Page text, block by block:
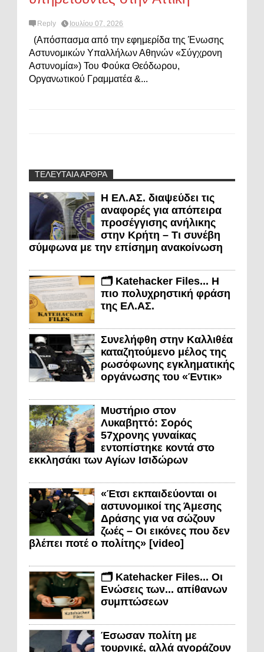
Reply Ιουλίου 07, 2026
(Απόσπασμα από την εφημερίδα της Ένωσης
Αστυνομικών Υπαλλήλων Αθηνών «Σύγχρονη
Αστυνομία») Του Φούκα Θεόδωρου,
Οργανωτικού Γραμματέα &...
ΤΕΛΕΥΤΑΙΑ ΑΡΘΡΑ
Η ΕΛ.ΑΣ. διαψεύδει τις
αναφορές για απόπειρα
προσέγγισης ανήλικης
στην Κρήτη – Τι συνέβη
σύμφωνα με την επίσημη ανακοίνωση
🗂️ Katehacker Files... Η
πιο πολυχρηστική φράση
της ΕΛ.ΑΣ.
Συνελήφθη στην Καλλιθέα
καταζητούμενο μέλος της
ρωσόφωνης εγκληματικής
οργάνωσης του «Έντικ»
Μυστήριο στον
Λυκαβηττό: Σορός
57χρονης γυναίκας
εντοπίστηκε κοντά στο
εκκλησάκι των Αγίων Ισιδώρων
«Έτσι εκπαιδεύονται οι
αστυνομικοί της Άμεσης
Δράσης για να σώζουν
ζωές – Οι εικόνες που δεν
βλέπει ποτέ ο πολίτης» [video]
🗂️ Katehacker Files... Οι
Ενώσεις των... απίθανων
συμπτώσεων
Έσωσαν πολίτη με
τουρνικέ, αλλά αγοράζουν